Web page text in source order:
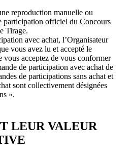
reproduction manuelle ou
participation officiel du Concours
Tirage.
avec achat, l’Organisateur
vous avez lu et accepté le
vous acceptez de vous conformer
de participation avec achat de
de participations sans achat et
sont collectivement désignées
».
LEUR VALEUR